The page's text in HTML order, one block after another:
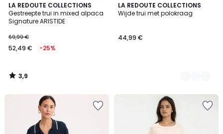
LA REDOUTE COLLECTIONS
Gestreepte trui in mixed alpaca
Signature ARISTIDE
69,99 €
52,49 € -25%
3,9
/ 5
3,9
/
LA REDOUTE COLLECTIONS
Wijde trui met polokraag
44,99 €
3
Kleuren